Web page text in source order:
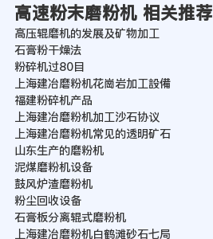
高速粉末磨粉机 相关推荐
高压辊磨机的发展及矿物加工
石膏粉干燥法
粉碎机过80目
上海建冶磨粉机花崗岩加工設備
福建粉碎机产品
上海建冶磨粉机加工沙石协议
上海建冶磨粉机常见的透明矿石
山东生产的磨粉机
泥煤磨粉机设备
鼓风炉渣磨粉机
粉尘回收设备
石膏板分离辊式磨粉机
上海建冶磨粉机白鹤滩砂石七局